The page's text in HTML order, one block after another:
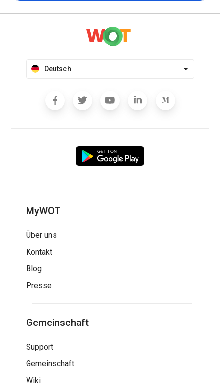
Deutsch
MyWOT
Über uns
Kontakt
Blog
Presse
Gemeinschaft
Support
Gemeinschaft
Wiki